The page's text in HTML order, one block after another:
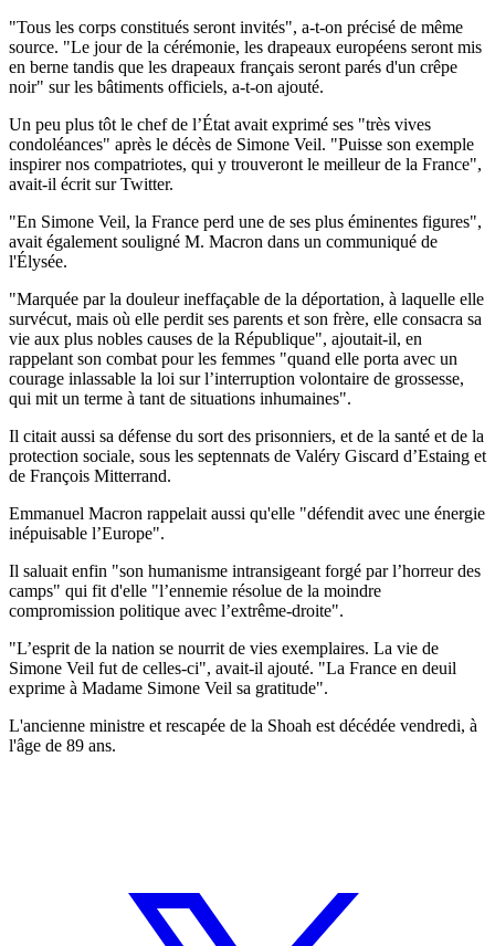
"Tous les corps constitués seront invités", a-t-on précisé de même
source. "Le jour de la cérémonie, les drapeaux européens seront mis
en berne tandis que les drapeaux français seront parés d'un crêpe
noir" sur les bâtiments officiels, a-t-on ajouté.
Un peu plus tôt le chef de l’État avait exprimé ses "très vives
condoléances" après le décès de Simone Veil. "Puisse son exemple
inspirer nos compatriotes, qui y trouveront le meilleur de la France",
avait-il écrit sur Twitter.
"En Simone Veil, la France perd une de ses plus éminentes figures",
avait également souligné M. Macron dans un communiqué de
l'Élysée.
"Marquée par la douleur ineffaçable de la déportation, à laquelle elle
survécut, mais où elle perdit ses parents et son frère, elle consacra sa
vie aux plus nobles causes de la République", ajoutait-il, en
rappelant son combat pour les femmes "quand elle porta avec un
courage inlassable la loi sur l’interruption volontaire de grossesse,
qui mit un terme à tant de situations inhumaines".
Il citait aussi sa défense du sort des prisonniers, et de la santé et de la
protection sociale, sous les septennats de Valéry Giscard d’Estaing et
de François Mitterrand.
Emmanuel Macron rappelait aussi qu'elle "défendit avec une énergie
inépuisable l’Europe".
Il saluait enfin "son humanisme intransigeant forgé par l’horreur des
camps" qui fit d'elle "l’ennemie résolue de la moindre
compromission politique avec l’extrême-droite".
"L’esprit de la nation se nourrit de vies exemplaires. La vie de
Simone Veil fut de celles-ci", avait-il ajouté. "La France en deuil
exprime à Madame Simone Veil sa gratitude".
L'ancienne ministre et rescapée de la Shoah est décédée vendredi, à
l'âge de 89 ans.